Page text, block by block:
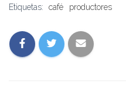
Etiquetas: café productores